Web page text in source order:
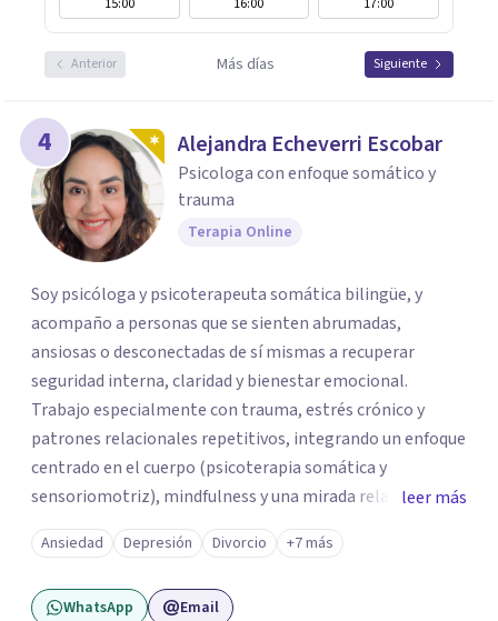
15:00 16:00 17:00
Anterior Más días Siguiente
4 Alejandra Echeverri Escobar
Psicologa con enfoque somático y
trauma
Terapia Online
Soy psicóloga y psicoterapeuta somática bilingüe, y
acompaño a personas que se sienten abrumadas,
ansiosas o desconectadas de sí mismas a recuperar
seguridad interna, claridad y bienestar emocional.
Trabajo especialmente con trauma, estrés crónico y
patrones relacionales repetitivos, integrando un enfoque
centrado en el cuerpo (psicoterapia somática y
sensoriomotriz), mindfulness y una mirada relacional y
psicodinámica. En terapia te ayudo a entender lo que te
pasa sin juicio, a regular tu sistema nervioso y a
desarrollar recursos concretos para sentirte más
presente, estable y en paz contigo. También tengo
leer más
Ansiedad Depresión Divorcio +7 más
WhatsApp Email